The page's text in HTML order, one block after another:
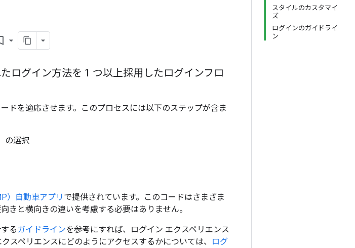
スタイルのカスタマイ
ズ
ログインのガイドライ
ン
ログイン方法を 1 つ以上採用したログインフロ
ドを適応させます。このプロセスには以下のステップが含ま
の選択
）自動車アプリ で提供されています。このコードはさまざま
きと横向きの違いを考慮する必要はありません。
る ガイドラインを参考にすれば、ログイン エクスペリエンス
スペリエンスにどのようにアクセスするかについては、
ログ